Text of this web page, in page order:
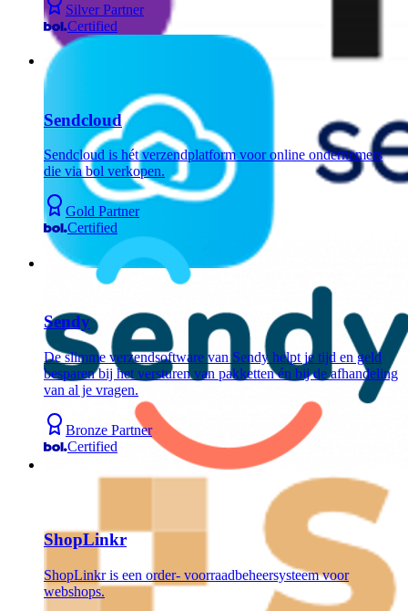
Silver Partner
Certified
Sendcloud
Sendcloud is hét verzendplatform voor online ondernemers
die via bol verkopen.
Gold Partner
Certified
Sendy
De slimme verzendsoftware van Sendy helpt je tijd en geld
besparen bij het versturen van pakketten én bij de afhandeling
van al je vragen.
Bronze Partner
Certified
ShopLinkr
ShopLinkr is een order- voorraadbeheersysteem voor
webshops.